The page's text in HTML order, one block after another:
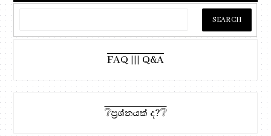
FAQ ||| Q&A
❔ප්‍රශ්නයක් ද?❔